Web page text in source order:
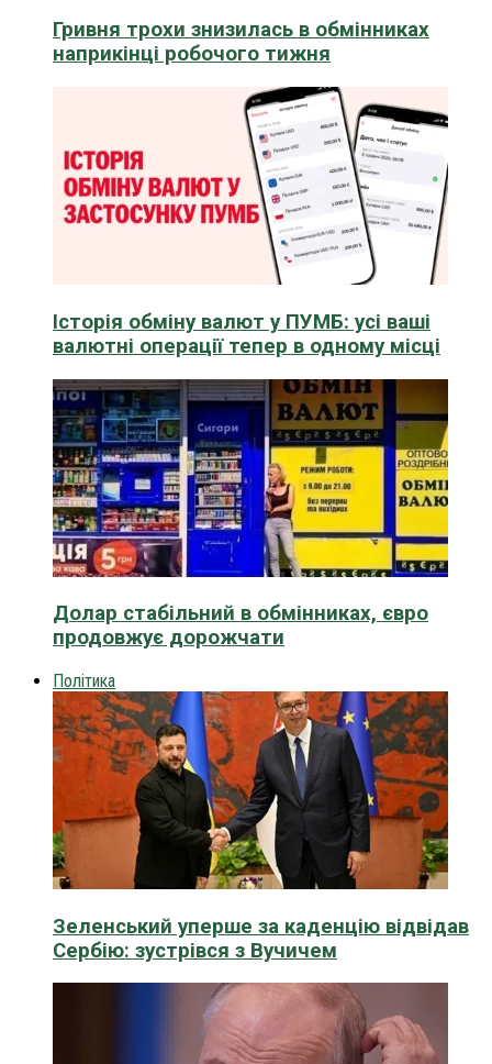
Гривня трохи знизилась в обмінниках
наприкінці робочого тижня
Історія обміну валют у ПУМБ: усі ваші
валютні операції тепер в одному місці
Долар стабільний в обмінниках, євро
продовжує дорожчати
Політика
Зеленський уперше за каденцію відвідав
Сербію: зустрівся з Вучичем